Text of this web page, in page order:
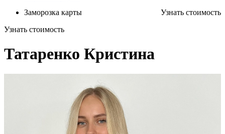
Узнать стоимость
Заморозка карты
Узнать стоимость
Татаренко Кристина